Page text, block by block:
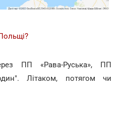
ПП «Рава-Руська», ПП
Літаком, потягом чи